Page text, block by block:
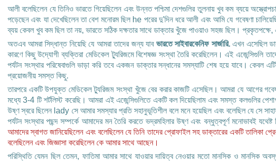
আলী বলেছিলেন যে তিনিও ভারতে গিয়েছিলেন এবং উন্নত পশ্চিমা দেশগুলির তুলনায় খুব কম ব্যয়ে
পড়েছেন এবং যা দেখেছিলেন তা বেশ মনোরম ছিল he পরের দু'দিন ধরে আলী এবং আমি যে গবেষণা
ব্যয় কেবল খুব কম ছিল তা নয়, ভারতে সঠিক দক্ষতার সাথে ডাক্তার খুঁজে পাওয়াও সহজ ছিল। প্রকৃতপক্ষে,
অতএব আমরা সিদ্ধান্ত নিয়েছি যে আমরা তাদের জন্য যাব ভারতে সাইবারকেনিফ সার্জারি.এখন এসেছিল
কারণে কিছু উদ্যোগী ব্যক্তিরা মেডিকেল ট্যুরিজমে বিশেষজ্ঞ সংস্থা তৈরি করেছিলেন। এই এজেন্সিগুলি
পর্যটন সংস্থার পরিষেবাগুলি ভাড়া করি তবে একজন ডাক্তার সন্ধানের সমস্যাটি শেষ হয়ে যাবে।
প্রয়োজনীয় সমস্ত কিছু.
তারপরে একটি উপযুক্ত মেডিকেল ট্যুরিজম সংস্থা খুঁজে বের করার কাজটি এসেছিল। আমরা যে আগের
মধ্যে 3-4 টি শর্টলিস্ট করেছি। আমরা এই এজেন্সিগুলিতে একটি কল দিয়েছিলাম এবং সমস্ত কলগুলির
উষ্ণ স্বরে ছিলেন lady সে আমার সমস্যার প্রতি সহানুভূতিশীল বলে মনে হয়েছিল এবং বলেছিল যে সে
পর্যটন সংস্থার পছন্দ সম্পর্কে আমাদের মন তৈরি করতে ভদ্রমহিলার উষ্ণ এবং বন্ধুত্বপূর্ণ মনোভাবই যথেষ্ট
আমাদের স্বাগত জানিয়েছিলেন এবং বলেছিলেন যে তিনি তাদের প্রোফাইল সহ ডাক্তারের একটি তালিকা
বলেছিলেন এবং জিজ্ঞাসা করেছিলেন কে আমার সাথে আছেন।
পরিস্থিতি যেমন ছিল তেমন, ফাতিমা আমার সাথে যাওয়ার দায়িত্ব নেওয়ার মতো মানসিক ও মানসিক